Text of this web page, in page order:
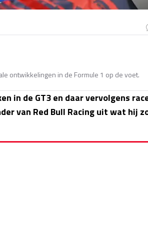
ontwikkelingen in de Formule 1 op de voet.
in de GT3 en daar vervolgens
van Red Bull Racing uit wat hij